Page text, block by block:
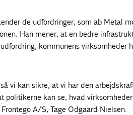
de udfordringer, som ab Metal
Han mener, at en bedre
kommunens
vi kan sikre, at vi har den
politikerne kan se, hvad
A/S, Tage Odgaard Nielsen.